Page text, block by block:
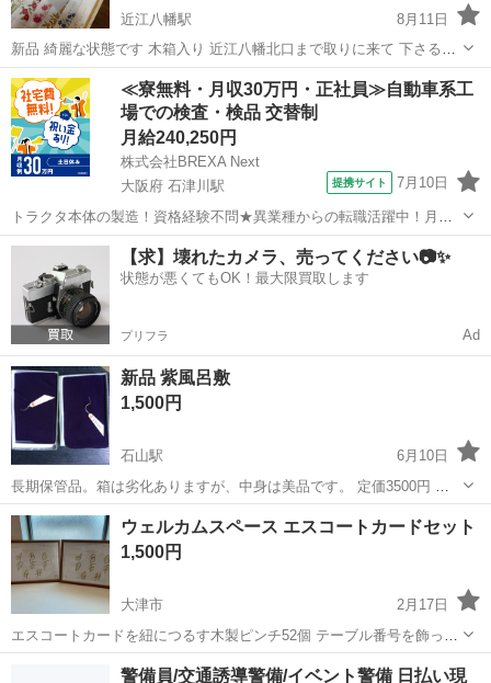
近江八幡駅
8月11日
新品 綺麗な状態です 木箱入り 近江八幡北口まで取りに来て 下さる方
でお願いします。
滋賀 近江八幡市 近江八幡駅 冠婚葬祭 線香
≪寮無料・月収30万円・正社員≫自動車系工
場での検査・検品 交替制
月給240,250円
株式会社BREXA Next
大阪府 石津川駅
提携サイト 7月10日
トラクタ本体の製造！資格経験不問★異業種からの転職活躍中！月収
例29万円以上！生活支援物資事前対応可◎即日入寮OK！寮費はずっと
無料＆備品付き1R寮完備！赴任旅費会社負担！工場まで無料送迎あり
◎《大阪府堺市》 人気の工場の...
大阪 堺市 石津川駅
【求】壊れたカメラ、売ってください📷✨
状態が悪くてもOK！最大限買取します
プリフラ Ad
新品 紫風呂敷
1,500円
石山駅
6月10日
長期保管品。箱は劣化ありますが、中身は美品です。 定価3500円 ひ
とつ1500円
滋賀 大津市
ウェルカムスペース エスコートカードセット
1,500円
大津市
2月17日
エスコートカードを紐につるす木製ピンチ52個 テーブル番号を飾って
おくフレーム(A3サイズ)2つ テーブルナンバースタンド8個 です。 フ
レームの中身はご自身で印刷したものを入れてください。
大津市 冠婚葬祭 エスコートカード
警備員/交通誘導警備/イベント警備 日払い現